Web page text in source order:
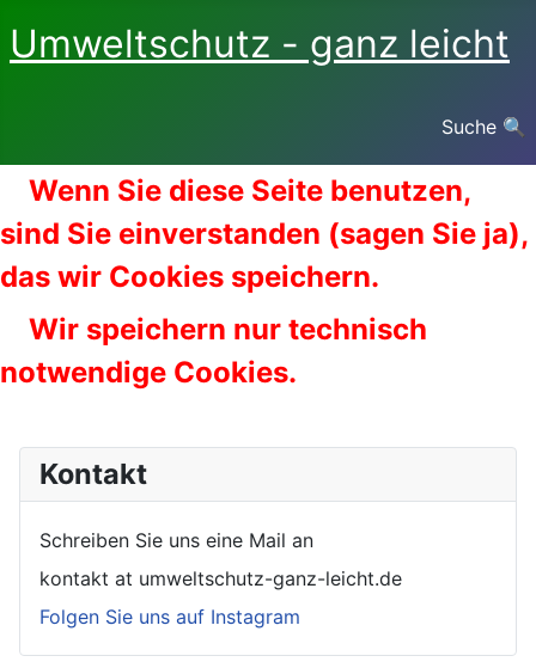
Umweltschutz - ganz leicht
Suche 🔍
Wenn Sie diese Seite benutzen,
sind Sie einverstanden (sagen Sie ja),
das wir Cookies speichern.
Wir speichern nur technisch
notwendige Cookies.
Kontakt
Schreiben Sie uns eine Mail an
kontakt at umweltschutz-ganz-leicht.de
Folgen Sie uns auf Instagram